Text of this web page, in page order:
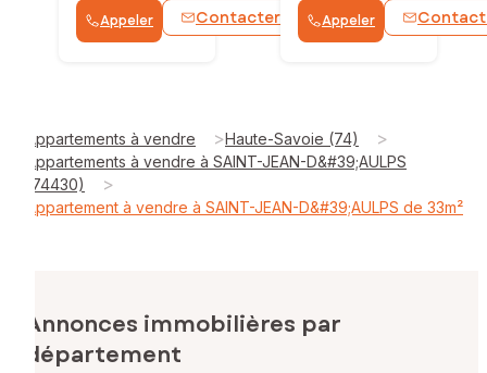
Appeler Contacter WhatsApp
Appeler
Appartements à vendre >Haute-Savoie (74) >
Appartements à vendre à SAINT-JEAN-D&#39;AULPS
(74430)
>
Appartement à vendre à SAINT-JEAN-D&#39;AULPS de 33m²
Annonces immobilières par
département